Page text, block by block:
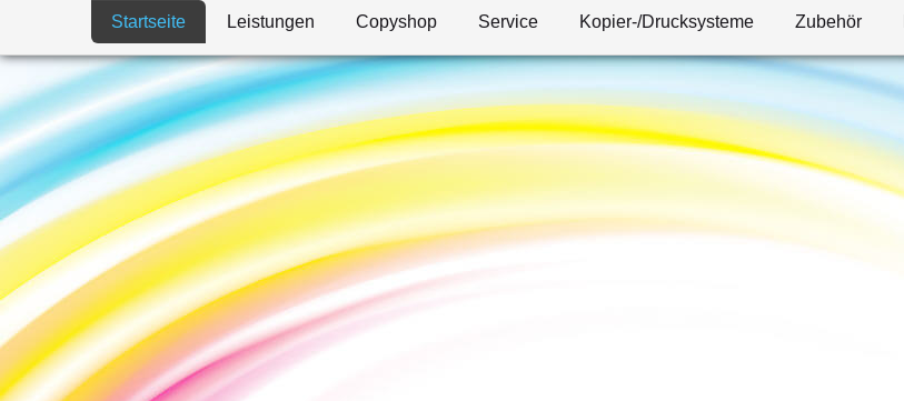
Startseite Leistungen Copyshop Service Kopier-/Drucksysteme Zubehör
Verbrauchsmaterialien, Drucker-, Kopier- und Präsentationssysteme, Speichermedien:
Unser Leitungsspektrum umfasst alles, was Privatpersonen und Unternehmen für
erfolgreiches Arbeiten benötigen.
Mehr erfahren